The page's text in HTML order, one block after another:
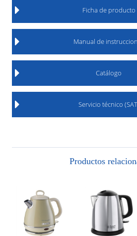
Ficha de producto
Manual de
Catálogo
Servicio técnico
Productos